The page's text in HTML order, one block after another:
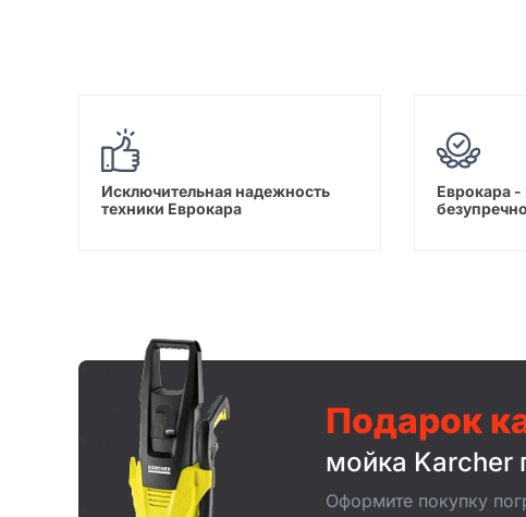
Исключительная надежность
техники Еврокара
Еврокара -
Подарок
мойка Karcher
Оформите покупку